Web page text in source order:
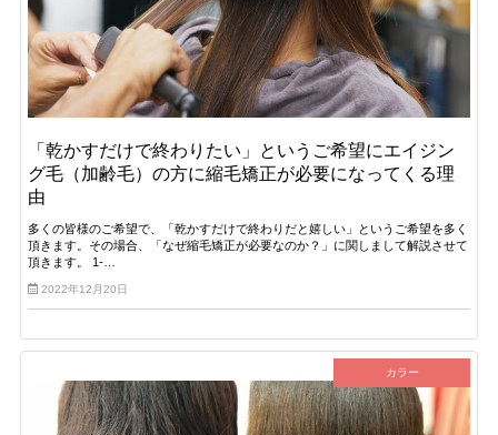
「乾かすだけで終わりたい」というご希望にエイジン
グ毛（加齢毛）の方に縮毛矯正が必要になってくる理
由
多くの皆様のご希望で、「乾かすだけで終わりだと嬉しい」というご希望を多く
頂きます。その場合、「なぜ縮毛矯正が必要なのか？」に関しまして解説させて
頂きます。 1-…
2022年12月20日
カラー